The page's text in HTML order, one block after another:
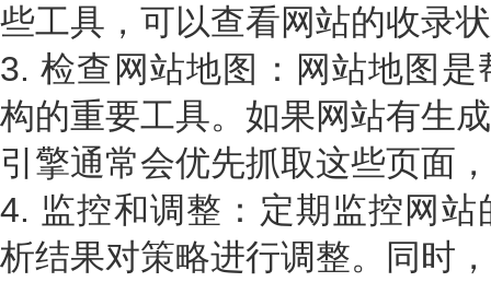
些工具，可以查看网站的收录
3. 检查网站地图：网站地图
构的重要工具。如果网站有生
引擎通常会优先抓取这些页面
4. 监控和调整：定期监控网
析结果对策略进行调整。同时